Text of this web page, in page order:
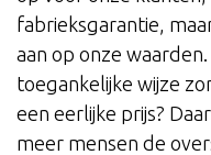
fabrieksgarantie,
aan op onze
toegankelijke wijze
een eerlijke prijs?
meer mensen de